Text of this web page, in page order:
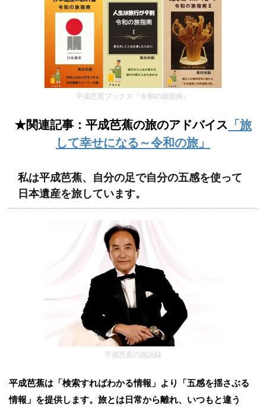
平成芭蕉ブックス『令和の旅指南』
★関連記事：平成芭蕉の旅のアドバイス 「旅
して幸せになる～令和の旅」
私は平成芭蕉、自分の足で自分の五感を使って
日本遺産を旅しています。
平成芭蕉の旅語録
平成芭蕉は「検索すればわかる情報」より「五感を揺さぶる
情報」を提供します。旅とは日常から離れ、いつもと違う